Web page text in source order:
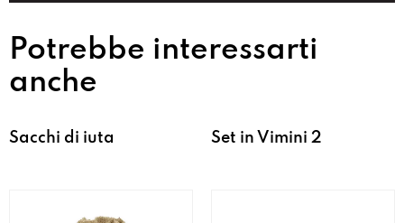
Potrebbe interessarti
anche
Sacchi di iuta Set in Vimini 2